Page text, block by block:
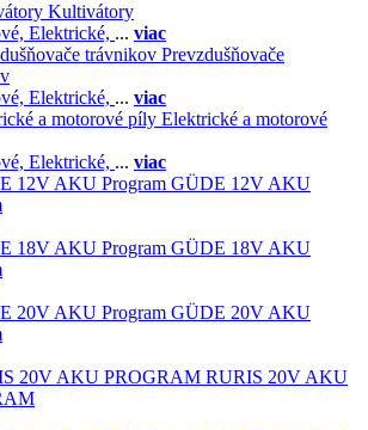
Kultivátory
Elektrické, ... viac
Prevzdušňovače
Elektrické, ... viac
Elektrické a motorové
Elektrické, ... viac
GÜDE 12V AKU
GÜDE 18V AKU
GÜDE 20V AKU
RURIS 20V AKU